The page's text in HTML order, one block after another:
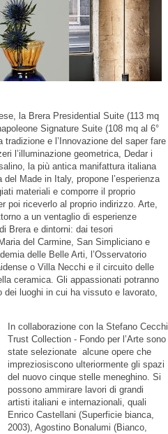
la Brera Presidential Suite (113 mq
Signature Suite (108 mq al 6°
e l’Innovazione del saper fare
l’illuminazione geometrica, Dedar i
la più antica manifattura italiana
Made in Italy, propone l’esperienza
materiali e comporre il proprio
poi riceverlo al proprio indirizzo. Arte,
a un ventaglio di esperienze
Brera e dintorni: dai tesori
del Carmine, San Simpliciano e
delle Belle Arti, l’Osservatorio
o Villa Necchi e il circuito delle
ceramica. Gli appassionati potranno
dei luoghi in cui ha vissuto e lavorato,
In collaborazione con la Stefano Cecchi
Trust Collection - Fondo per l’Arte sono
state selezionate alcune opere che
impreziosiscono ulteriormente gli spazi
del nuovo cinque stelle meneghino. Si
possono ammirare lavori di grandi
artisti italiani e internazionali, quali
Enrico Castellani (Superficie bianca,
2003), Agostino Bonalumi (Bianco,